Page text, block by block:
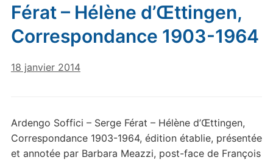
Férat – Hélène d’Œttingen,
Correspondance 1903-1964
18 janvier 2014
Ardengo Soffici – Serge Férat – Hélène d’Œttingen,
Correspondance 1903-1964, édition établie, présentée
et annotée par Barbara Meazzi, post-face de François